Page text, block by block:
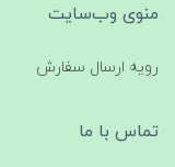
منوی وب‌سایت
رویه ارسال سفارش
تماس با ما